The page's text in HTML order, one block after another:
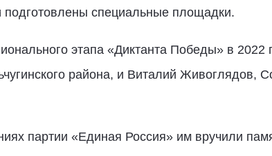
подготовлены специальные площадки.
этапа «Диктанта Победы» в 2022
района, и Виталий Живоглядов,
партии «Единая Россия» им вручили